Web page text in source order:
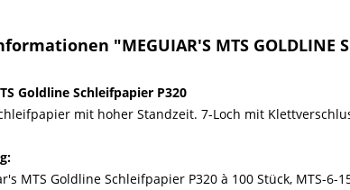
"MEGUIAR'S MTS GOLDLINE
Goldline Schleifpapier P320
mit hoher Standzeit. 7-Loch mit
MTS Goldline Schleifpapier P320 à 100 Stück, MTS-6-